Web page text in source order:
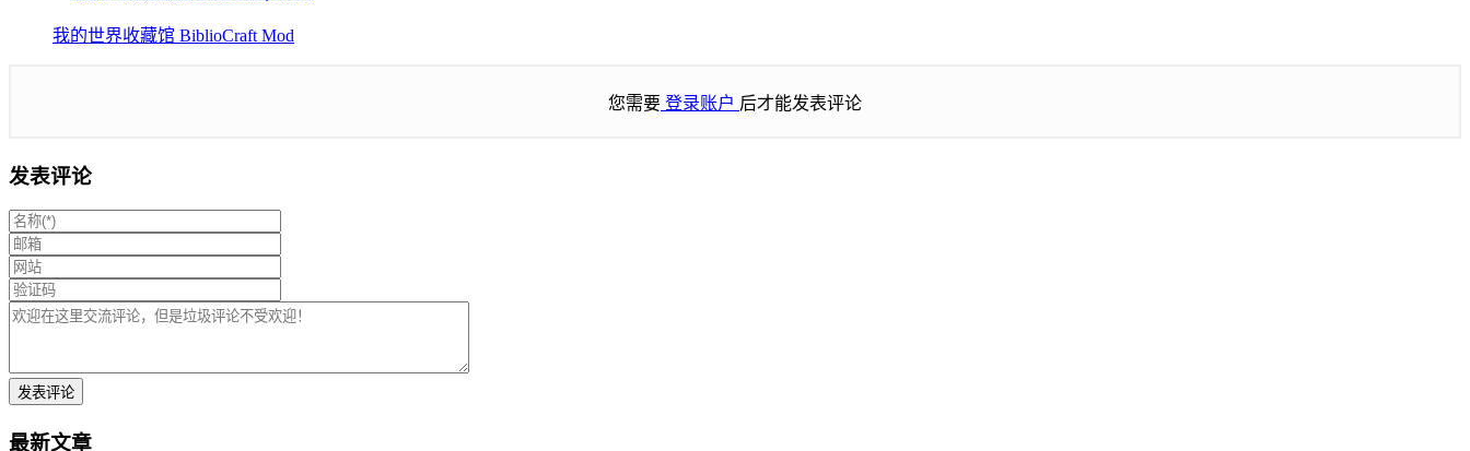
我的世界收藏馆 BiblioCraft Mod
您需要 登录账户 后才能发表评论
发表评论
最新文章